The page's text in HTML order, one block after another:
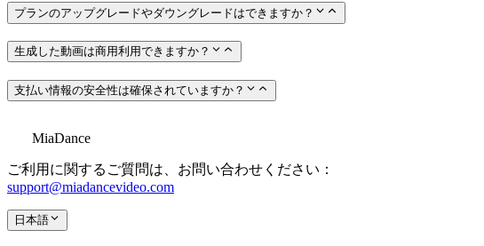
プランのアップグレードやダウングレードはできますか？
生成した動画は商用利用できますか？
支払い情報の安全性は確保されていますか？
MiaDance
ご利用に関するご質問は、お問い合わせください：
support@miadancevideo.com
日本語